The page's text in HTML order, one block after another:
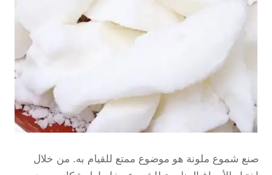
صنع شموع ملونة هو موضوع ممتع للقيام به. من خلال